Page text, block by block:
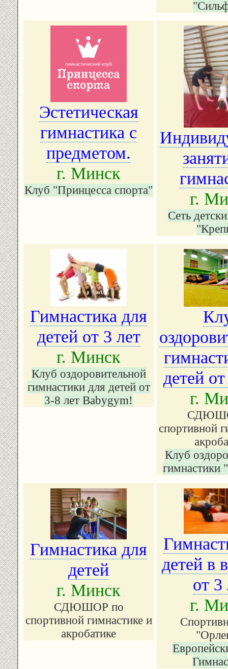
Эстетическая
гимнастика с
предметом.
г. Минск
Клуб "Принцесса спорта"
г.
Сеть
Гимнастика для
детей от 3 лет
г. Минск
Клуб оздоровительной
гимнастики для детей от
3-8 лет Babygym!
детей
г.
спортивной
Клуб
гимнастики
Гимнастика для
детей
г. Минск
СДЮШОР по
спортивной гимнастике и
акробатике
детей в
от 3
г.